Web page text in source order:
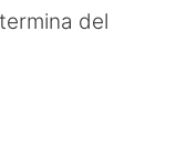
del